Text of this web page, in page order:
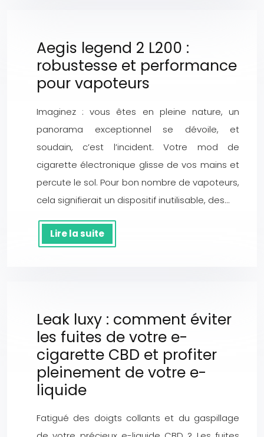
Aegis legend 2 L200 :
robustesse et performance
pour vapoteurs
Imaginez : vous êtes en pleine nature, un
panorama exceptionnel se dévoile, et
soudain, c’est l’incident. Votre mod de
cigarette électronique glisse de vos mains et
percute le sol. Pour bon nombre de vapoteurs,
cela signifierait un dispositif inutilisable, des…
Lire la suite
Leak luxy : comment éviter
les fuites de votre e-
cigarette CBD et profiter
pleinement de votre e-
liquide
Fatigué des doigts collants et du gaspillage